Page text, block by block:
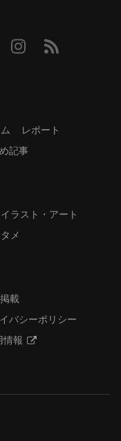
レポート
記事
イラスト・アート
メ
載
バシーポリシー
情報